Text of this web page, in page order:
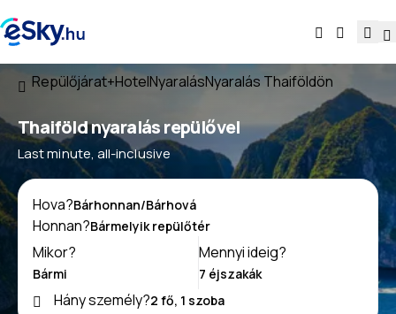
Repülőjárat+HotelNyaralásNyaralás Thaiföldön
Thaiföld nyaralás repülővel
Last minute, all-inclusive
Hova?
Honnan?
Mikor?
Mennyi ideig?
Hány személy?